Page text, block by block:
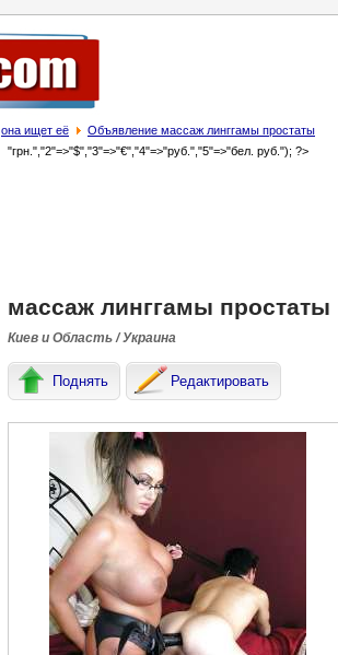
она ищет её Объявление массаж линггамы простаты
"грн.","2"=>"$","3"=>"€","4"=>"руб.","5"=>"бел. руб."); ?>
массаж линггамы простаты
Киев и Область / Украина
Поднять Редактировать